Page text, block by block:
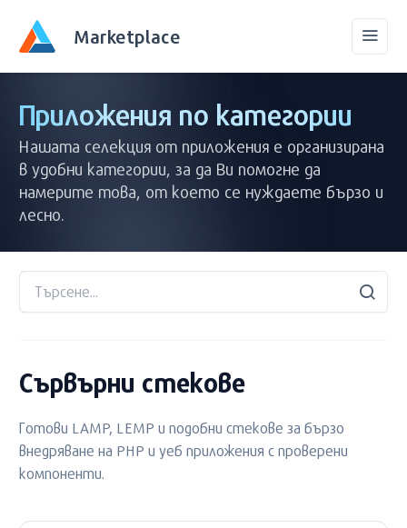
Marketplace
Приложения по категории
Нашата селекция от приложения е организирана
в удобни категории, за да Ви помогне да
намерите това, от което се нуждаете бързо и
лесно.
Сървърни стекове
Готови LAMP, LEMP и подобни стекове за бързо
внедряване на PHP и уеб приложения с проверени
компоненти.